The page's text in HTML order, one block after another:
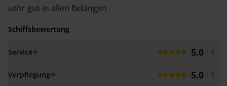
sehr gut in allen Belangen
Schiffsbewertung
Service 5.0
Verpflegung 5.0